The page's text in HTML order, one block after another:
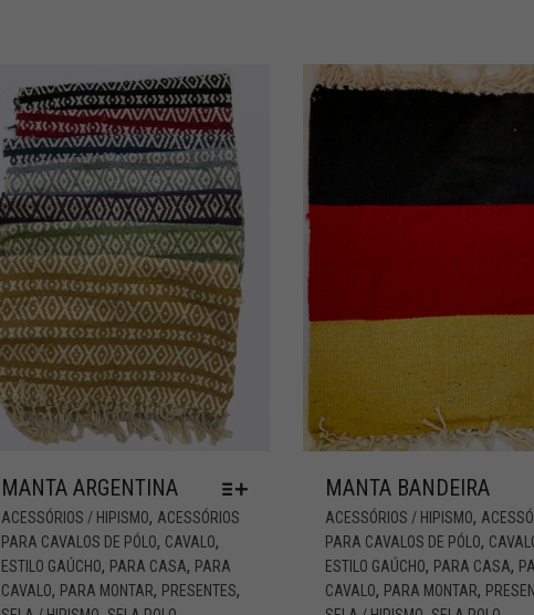
MANTA ARGENTINA
ACESSÓRIOS / HIPISMO, ACESSÓRIOS
PARA CAVALOS DE PÓLO, CAVALO,
ESTILO GAÚCHO, PARA CASA, PARA
CAVALO, PARA MONTAR, PRESENTES,
MANTA BANDEIRA
ACESSÓRIOS / HIPISMO,
PARA CAVALOS DE PÓLO,
ESTILO GAÚCHO, PARA CASA,
CAVALO, PARA MONTAR,